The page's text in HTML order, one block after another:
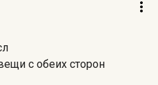
с обеих сторон